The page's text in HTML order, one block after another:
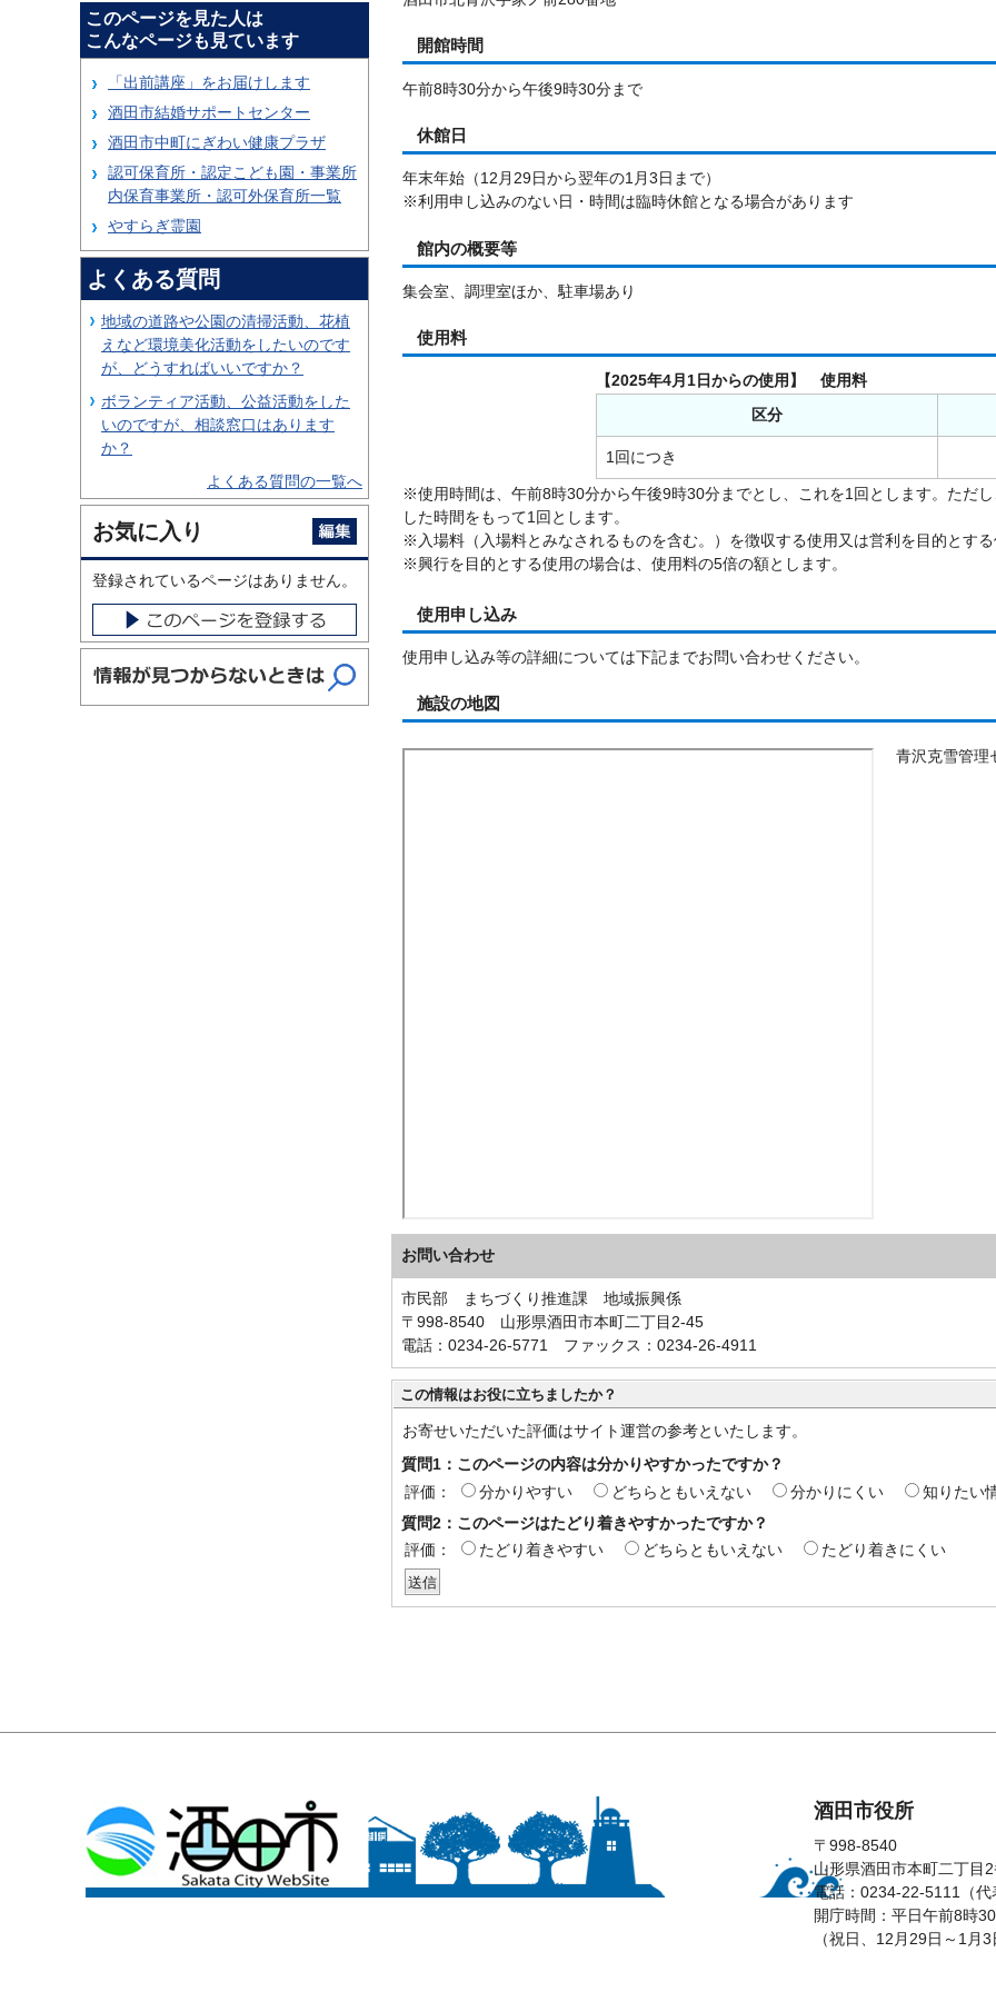
開館時間
午前8時30分から午後9時30分まで
休館日
年末年始（12月29日から翌年の1月3日まで）
※利用申し込みのない日・時間は臨時休館となる場合があります
館内の概要等
集会室、調理室ほか、駐車場あり
使用料
【2025年4月1日からの使用】 使用料
区分
1回につき
※使用時間は、午前8時30分から午後9時30分までとし、これを1回とします。ただ
した時間をもって1回とします。
※入場料（入場料とみなされるものを含む。）を徴収する使用又は営利を目的とす
※興行を目的とする使用の場合は、使用料の5倍の額とします。
使用申し込み
使用申し込み等の詳細については下記までお問い合わせください。
施設の地図
青沢克雪管理
お問い合わせ
市民部 まちづくり推進課 地域振興係
〒998-8540 山形県酒田市本町二丁目2-45
電話：0234-26-5771 ファックス：0234-26-4911
この情報はお役に立ちましたか？
お寄せいただいた評価はサイト運営の参考といたします。
質問1：このページの内容は分かりやすかったですか？
評価：
分かりやすい どちらともいえない 分かりにくい
知りたい
質問2：このページはたどり着きやすかったですか？
評価：
たどり着きやすい どちらともいえない たどり着きにくい
このページを見た人は
こんなページも見ています
「出前講座」をお届けします
酒田市結婚サポートセンター
酒田市中町にぎわい健康プラザ
認可保育所・認定こども園・事業所
内保育事業所・認可外保育所一覧
やすらぎ霊園
よくある質問
地域の道路や公園の清掃活動、花植
えなど環境美化活動をしたいのです
が、どうすればいいですか？
ボランティア活動、公益活動をした
いのですが、相談窓口はあります
か？
よくある質問の一覧へ
お気に入り
登録されているページはありません。
酒田市役所
〒998-8540
山形県酒田市本町二丁目
電話：0234-22-5111（代
開庁時間：平日午前8時
（祝日、12月29日～1月3